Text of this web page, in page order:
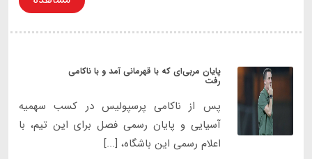
پایان مربی‌ای که با قهرمانی آمد و با ناکامی
رفت
پس از ناکامی پرسپولیس در کسب سهمیه
آسیایی و پایان رسمی فصل برای این تیم، با
اعلام رسمی این باشگاه، [...]